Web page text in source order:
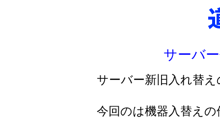
サーバ
サーバー新旧入れ替
今回のは機器入替え